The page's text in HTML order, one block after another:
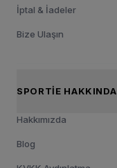
İptal & İadeler
Bize Ulaşın
SPORTIE HAKKINDA
Hakkımızda
Blog